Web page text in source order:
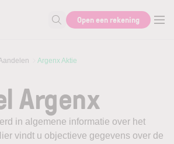
Zoek naar informatie
Open een rekening
Argenx Aktie
Argenx
in algemene informatie over het
vindt u objectieve gegevens over de